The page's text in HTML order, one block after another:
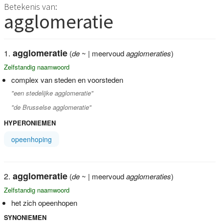
Betekenis van:
agglomeratie
agglomeratie(de~ | meervoudagglomeraties)
Zelfstandig naamwoord
complex van steden en voorsteden
"een stedelijke agglomeratie"
"de Brusselse agglomeratie"
HYPERONIEMEN
opeenhoping
agglomeratie(de~ | meervoudagglomeraties)
Zelfstandig naamwoord
het zich opeenhopen
SYNONIEMEN